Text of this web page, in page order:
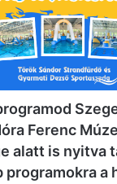
Ferenc
alatt is nyitva
a